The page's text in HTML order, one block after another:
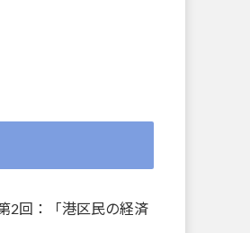
2回：「港区民の経済